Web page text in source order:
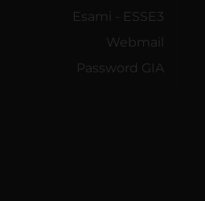
Esami - ESSE3
Webmail
Password GIA